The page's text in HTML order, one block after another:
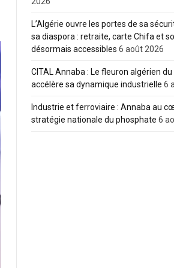
L’Algérie ouvre les portes de sa
sa diaspora : retraite, carte Chifa et
désormais accessibles 6 août 2026
CITAL Annaba : Le fleuron algérien
accélère sa dynamique industrielle 6
Industrie et ferroviaire : Annaba au
stratégie nationale du phosphate 6